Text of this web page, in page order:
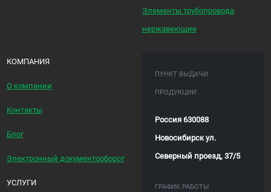
Элементы трубопровода
нержавеющие
КОМПАНИЯ
О компании
Контакты
Блог
Электронный документооборот
УСЛУГИ
ПУНКТ ВЫДАЧИ
ПРОДУКЦИИ
Россия 630088
Новосибирск ул.
Северный проезд, 37/5
ГРАФИК РАБОТЫ